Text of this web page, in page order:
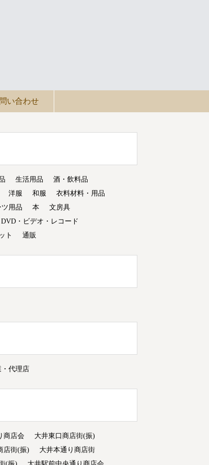
い合わせ
生活用品
酒・飲料品
洋服 和服
衣料材料・用品
用品 本
文房具
・ビデオ・レコード
ト 通販
代理店
商店会
大井東口商店街(振)
店街(振)
大井本通り商店街